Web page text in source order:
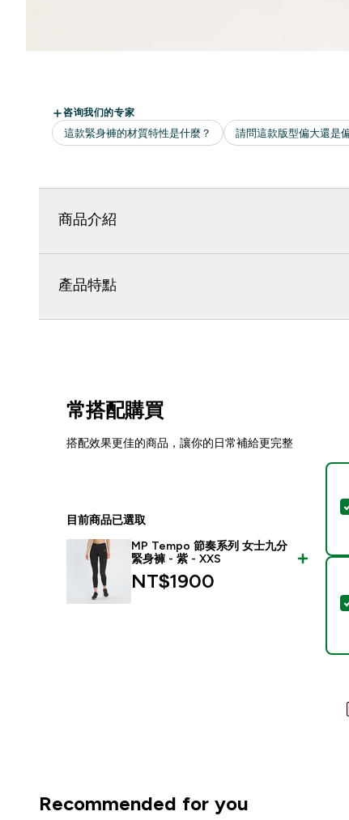
商品介紹
產品特點
常搭配購買
搭配效果更佳的商品，讓你的日常補給更完整
目前商品已選取
MP Tempo 節奏系列 女士九分
緊身褲 - 紫 - XXS
NT$1900‎
Recommended for you